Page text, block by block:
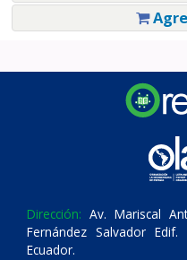
Dirección: Av. Mariscal
Fernández Salvador
Ecuador.